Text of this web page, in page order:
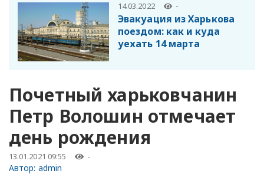
14.03.2022 -
Эвакуация из Харькова
поездом: как и куда
уехать 14 марта
Почетный харьковчанин
Петр Волошин отмечает
день рождения
13.01.2021 09:55 -
Автор: admin